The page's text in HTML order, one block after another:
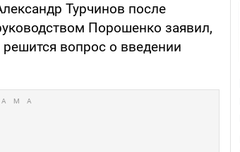
Турчинов после
Порошенко заявил,
вопрос о введении